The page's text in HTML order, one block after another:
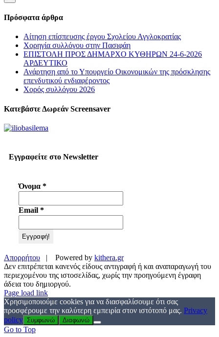
Πρόσφατα άρθρα
Αίτηση επίσπευσης έργου Σχολείου Αγγλοκρατίας
Χορηγία συλλόγου στην Πασιφάη
ΕΠΙΣΤΟΛΗ ΠΡΟΣ ΔΗΜΑΡΧΟ ΚΥΘΗΡΩΝ 24-6-2026
ΑΡΔΕΥΤΙΚΟ
Ανάρτηση από το Υπουργείο Οικονομικών της πρόσκλησης
επενδυτικού ενδιαφέροντος
Χορός συλλόγου 2026
Κατεβάστε Δωρεάν Screensaver
Εγγραφείτε στο Newsletter
Όνομα *
Email *
Απορρήτου | Powered by kithera.gr
Δεν επιτρέπεται κανενός είδους αντιγραφή ή και αναπαραγωγή του
περιεχομένου της ιστοσελίδας, χωρίς την προηγούμενη έγραφη
άδεια του δημιοργού.
Page load link
Χρησιμοποιούμε cookies για να διασφαλίσουμε ότι σας
προσφέρουμε την καλύτερη εμπειρία στον ιστότοπό μας. Privacy
policy Συμφωνώ Διαφωνώ
Go to Top